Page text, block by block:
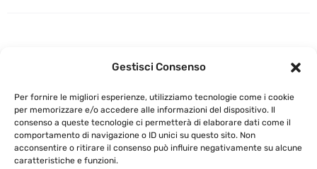
Gestisci Consenso
Per fornire le migliori esperienze, utilizziamo tecnologie come i cookie
per memorizzare e/o accedere alle informazioni del dispositivo. Il
consenso a queste tecnologie ci permetterà di elaborare dati come il
comportamento di navigazione o ID unici su questo sito. Non
acconsentire o ritirare il consenso può influire negativamente su alcune
caratteristiche e funzioni.
Columbu – Malvasia
di Bosa Riserva –
2015
45,00€